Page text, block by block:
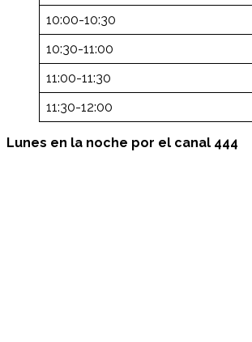
10:00-10:30
10:30-11:00
11:00-11:30
11:30-12:00
Lunes en la noche por el canal 444